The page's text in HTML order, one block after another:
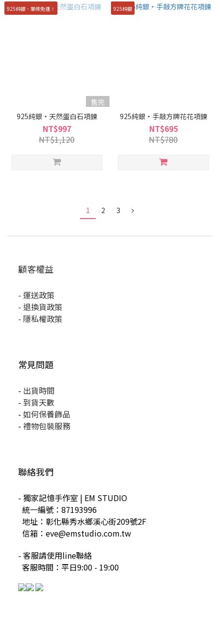
925純銀、單條免運！
售完
925純銀・天然蛋白石項鍊
NT$997
NT$1,120
925純銀
925純銀・手敲方牌花花項鍊
NT$695
NT$780
1 2 3
顧客權益
- 運送政策
- 退換貨政策
- 隱私權政策
常見問題
- 出貨時間
- 到貨天數
- 如何保養飾品
- 禮物包裝服務
聯絡我們
- 獨家記憶手作室 | EM STUDIO
統一編號：87193996
地址：彰化縣秀水鄉溪心街209號2F
信箱：eve@emstudio.com.tw
- 客服請使用line聯絡
客服時間：平日9:00 - 19:00